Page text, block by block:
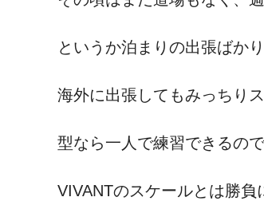
というか泊まりの出張ばか
海外に出張してもみっちり
型なら一人で練習できるの
VIVANTのスケールとは勝